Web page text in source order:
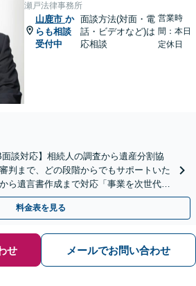
瀬戸法律事務所
山鹿市 か
らも相談
受付中
面談方法(対面・電
話・ビデオなど)は
応相談
営業時
間：本日
定休日
面談対応】相続人の調査から遺産分割協
判まで、どの段階からでもサポートいた
ら遺言書作成まで対応「事業を次世代に
ポート」【完全個室相談】
料金表を見る
せ メールでお問い合わせ